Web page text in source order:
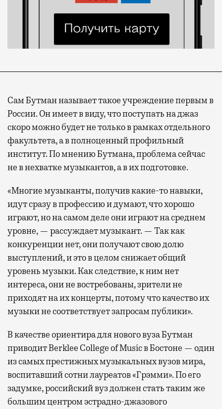
Сам Бутман называет такое учреждение первым в
России. Он имеет в виду, что поступать на джаз
скоро можно будет не только в рамках отдельного
факультета, а в полноценный профильный
институт. По мнению Бутмана, проблема сейчас
не в нехватке музыкантов, а в их подготовке.
«Многие музыканты, получив какие-то навыки,
идут сразу в профессию и думают, что хорошо
играют, но на самом деле они играют на среднем
уровне, — рассуждает музыкант. — Так как
конкуренции нет, они получают свою долю
выступлений, и это в целом снижает общий
уровень музыки. Как следствие, к ним нет
интереса, они не востребованы, зрители не
приходят на их концерты, потому что качество их
музыки не соответствует запросам публики».
В качестве ориентира для нового вуза Бутман
приводит Berklee College of Music в Бостоне — один
из самых престижных музыкальных вузов мира,
воспитавший сотни лауреатов «Грэмми». По его
задумке, российский вуз должен стать таким же
большим центром эстрадно-джазового